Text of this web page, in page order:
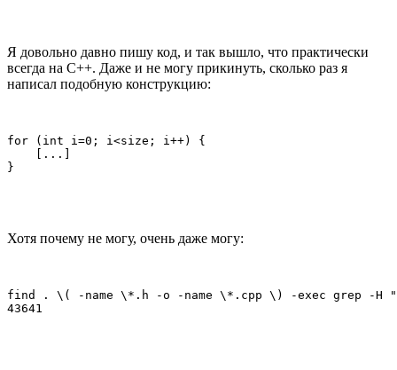
Я довольно давно пишу код, и так вышло, что практически
всегда на C++. Даже и не могу прикинуть, сколько раз я
написал подобную конструкцию:
for (int i=0; i<size; i++) {
    [...]
}
Хотя почему не могу, очень даже могу:
find . \( -name \*.h -o -name \*.cpp \) -exec grep
43641